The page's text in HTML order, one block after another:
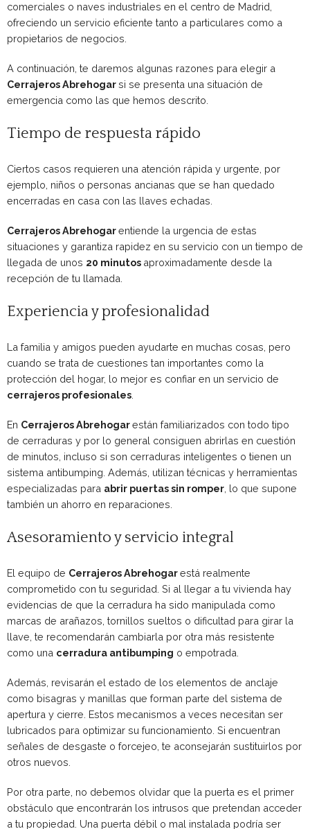
comerciales o naves industriales en el centro de Madrid,
ofreciendo un servicio eficiente tanto a particulares como a
propietarios de negocios.
A continuación, te daremos algunas razones para elegir a
Cerrajeros Abrehogarsi se presenta una situación de
emergencia como las que hemos descrito.
Tiempo de respuesta rápido
Ciertos casos requieren una atención rápida y urgente, por
ejemplo, niños o personas ancianas que se han quedado
encerradas en casa con las llaves echadas.
Cerrajeros Abrehogarentiende la urgencia de estas
situaciones y garantiza rapidez en su servicio con un tiempo de
llegada de unos 20 minutos aproximadamente desde la
recepción de tu llamada.
Experiencia y profesionalidad
La familia y amigos pueden ayudarte en muchas cosas, pero
cuando se trata de cuestiones tan importantes como la
protección del hogar, lo mejor es confiar en un servicio de
cerrajeros profesionales
En Cerrajeros Abrehogarestán familiarizados con todo tipo
de cerraduras y por lo general consiguen abrirlas en cuestión
de minutos, incluso si son cerraduras inteligentes o tienen un
sistema antibumping. Además, utilizan técnicas y herramientas
especializadas para abrir puertas sin romper , lo que supone
también un ahorro en reparaciones.
Asesoramiento y servicio integral
El equipo de Cerrajeros Abrehogarestá realmente
comprometido con tu seguridad. Si al llegar a tu vivienda hay
evidencias de que la cerradura ha sido manipulada como
marcas de arañazos, tornillos sueltos o dificultad para girar la
llave, te recomendarán cambiarla por otra más resistente
como una cerradura antibumping o empotrada.
Además, revisarán el estado de los elementos de anclaje
como bisagras y manillas que forman parte del sistema de
apertura y cierre. Estos mecanismos a veces necesitan ser
lubricados para optimizar su funcionamiento. Si encuentran
señales de desgaste o forcejeo, te aconsejarán sustituirlos por
otros nuevos.
Por otra parte, no debemos olvidar que la puerta es el primer
obstáculo que encontrarán los intrusos que pretendan acceder
a tu propiedad. Una puerta débil o mal instalada podría ser